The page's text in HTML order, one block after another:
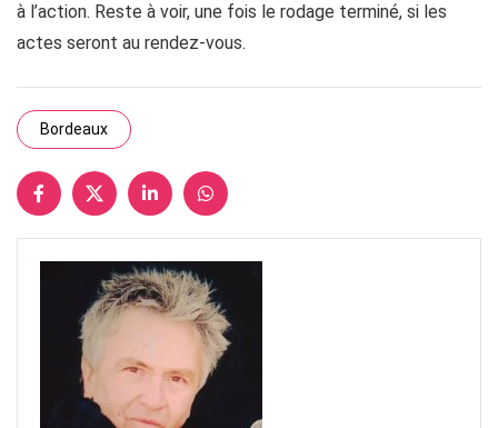
à l’action. Reste à voir, une fois le rodage terminé, si les
actes seront au rendez-vous.
Bordeaux